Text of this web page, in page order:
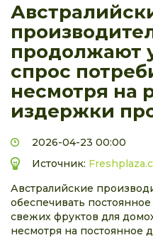
продолжают
спрос
несмотря на
издержки
2026-04-23 00:00
Источник:
Австралийские
обеспечивать
свежих фруктов для
несмотря на постоянное